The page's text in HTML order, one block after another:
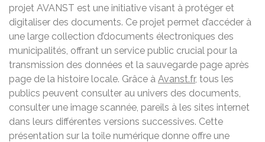
projet AVANST est une initiative visant à protéger et
digitaliser des documents. Ce projet permet d’accéder à
une large collection d’documents électroniques des
municipalités, offrant un service public crucial pour la
transmission des données et la sauvegarde page après
page de la histoire locale. Grâce à Avanst.fr, tous les
publics peuvent consulter au univers des documents,
consulter une image scannée, pareils à les sites internet
dans leurs différentes versions successives. Cette
présentation sur la toile numérique donne offre une